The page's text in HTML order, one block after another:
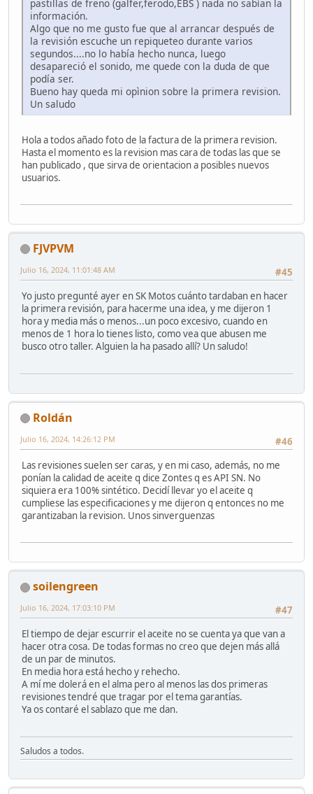
pastillas de freno (galfer,ferodo,EBS ) nada no sabían la
información.
Algo que no me gusto fue que al arrancar después de
la revisión escuche un repiqueteo durante varios
segundos....no lo había hecho nunca, luego
desapareció el sonido, me quede con la duda de que
podía ser.
Bueno hay queda mi opìnion sobre la primera revision.
Un saludo
Hola a todos añado foto de la factura de la primera revision.
Hasta el momento es la revision mas cara de todas las que se
han publicado , que sirva de orientacion a posibles nuevos
usuarios.
FJVPVM
#45
Julio 16, 2024, 11:01:48 AM
Yo justo pregunté ayer en SK Motos cuánto tardaban en hacer
la primera revisión, para hacerme una idea, y me dijeron 1
hora y media más o menos...un poco excesivo, cuando en
menos de 1 hora lo tienes listo, como vea que abusen me
busco otro taller. Alguien la ha pasado allí? Un saludo!
Roldán
#46
Julio 16, 2024, 14:26:12 PM
Las revisiones suelen ser caras, y en mi caso, además, no me
ponían la calidad de aceite q dice Zontes q es API SN. No
siquiera era 100% sintético. Decidí llevar yo el aceite q
cumpliese las especificaciones y me dijeron q entonces no me
garantizaban la revision. Unos sinverguenzas
soilengreen
#47
Julio 16, 2024, 17:03:10 PM
El tiempo de dejar escurrir el aceite no se cuenta ya que van a
hacer otra cosa. De todas formas no creo que dejen más allá
de un par de minutos.
En media hora está hecho y rehecho.
A mí me dolerá en el alma pero al menos las dos primeras
revisiones tendré que tragar por el tema garantías.
Ya os contaré el sablazo que me dan.
Saludos a todos.